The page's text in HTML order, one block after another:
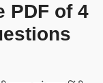
PDF of 4